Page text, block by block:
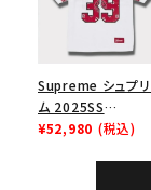
イト 白
Supreme シュプ
ム 2025SS
Bandana Football
¥52,980 (税込)